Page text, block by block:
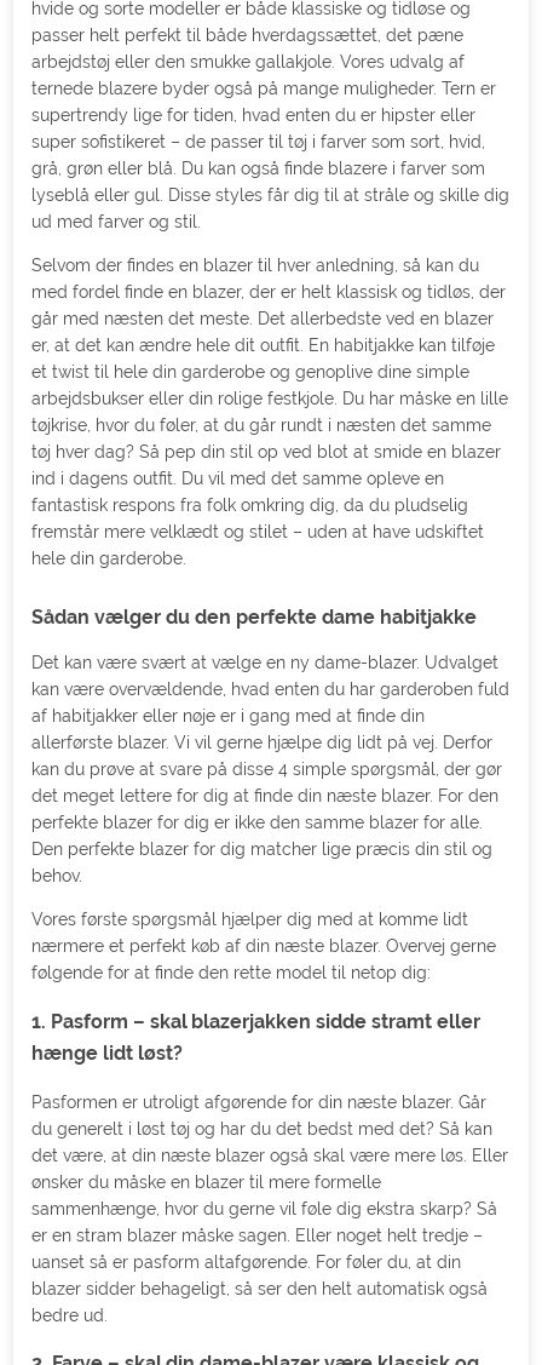
hvide og sorte modeller er både klassiske og tidløse og
passer helt perfekt til både hverdagssættet, det pæne
arbejdstøj eller den smukke gallakjole. Vores udvalg af
ternede blazere byder også på mange muligheder. Tern er
supertrendy lige for tiden, hvad enten du er hipster eller
super sofistikeret – de passer til tøj i farver som sort, hvid,
grå, grøn eller blå. Du kan også finde blazere i farver som
lyseblå eller gul. Disse styles får dig til at stråle og skille dig
ud med farver og stil.
Selvom der findes en blazer til hver anledning, så kan du
med fordel finde en blazer, der er helt klassisk og tidløs, der
går med næsten det meste. Det allerbedste ved en blazer
er, at det kan ændre hele dit outfit. En habitjakke kan tilføje
et twist til hele din garderobe og genoplive dine simple
arbejdsbukser eller din rolige festkjole. Du har måske en lille
tøjkrise, hvor du føler, at du går rundt i næsten det samme
tøj hver dag? Så pep din stil op ved blot at smide en blazer
ind i dagens outfit. Du vil med det samme opleve en
fantastisk respons fra folk omkring dig, da du pludselig
fremstår mere velklædt og stilet – uden at have udskiftet
hele din garderobe.
Sådan vælger du den perfekte dame habitjakke
Det kan være svært at vælge en ny dame-blazer. Udvalget
kan være overvældende, hvad enten du har garderoben fuld
af habitjakker eller nøje er i gang med at finde din
allerførste blazer. Vi vil gerne hjælpe dig lidt på vej. Derfor
kan du prøve at svare på disse 4 simple spørgsmål, der gør
det meget lettere for dig at finde din næste blazer. For den
perfekte blazer for dig er ikke den samme blazer for alle.
Den perfekte blazer for dig matcher lige præcis din stil og
behov.
Vores første spørgsmål hjælper dig med at komme lidt
nærmere et perfekt køb af din næste blazer. Overvej gerne
følgende for at finde den rette model til netop dig:
1. Pasform – skal blazerjakken sidde stramt eller
hænge lidt løst?
Pasformen er utroligt afgørende for din næste blazer. Går
du generelt i løst tøj og har du det bedst med det? Så kan
det være, at din næste blazer også skal være mere løs. Eller
ønsker du måske en blazer til mere formelle
sammenhænge, hvor du gerne vil føle dig ekstra skarp? Så
er en stram blazer måske sagen. Eller noget helt tredje –
uanset så er pasform altafgørende. For føler du, at din
blazer sidder behageligt, så ser den helt automatisk også
bedre ud.